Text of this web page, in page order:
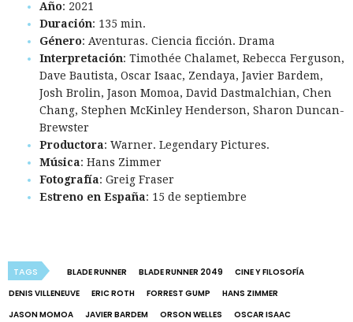
Año: 2021
Duración: 135 min.
Género: Aventuras. Ciencia ficción. Drama
Interpretación: Timothée Chalamet, Rebecca Ferguson,
Dave Bautista, Oscar Isaac, Zendaya, Javier Bardem,
Josh Brolin, Jason Momoa, David Dastmalchian, Chen
Chang, Stephen McKinley Henderson, Sharon Duncan-
Brewster
Productora: Warner. Legendary Pictures.
Música: Hans Zimmer
Fotografía: Greig Fraser
Estreno en España: 15 de septiembre
TAGS BLADE RUNNER BLADE RUNNER 2049
CINE Y FILOSOFÍA
DENIS VILLENEUVE
ERIC ROTH FORREST GUMP
HANS ZIMMER
JASON MOMOA
JAVIER BARDEM ORSON WELLES
OSCAR ISAAC